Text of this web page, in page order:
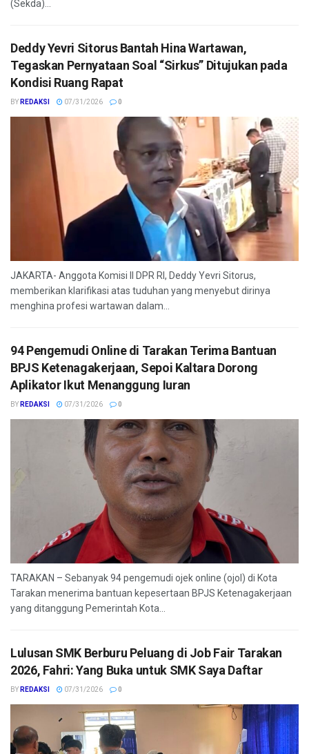
(Sekda)...
Deddy Yevri Sitorus Bantah Hina Wartawan,
Tegaskan Pernyataan Soal “Sirkus” Ditujukan pada
Kondisi Ruang Rapat
BY REDAKSI 07/31/2026 0
JAKARTA- Anggota Komisi II DPR RI, Deddy Yevri Sitorus,
memberikan klarifikasi atas tuduhan yang menyebut dirinya
menghina profesi wartawan dalam...
94 Pengemudi Online di Tarakan Terima Bantuan
BPJS Ketenagakerjaan, Sepoi Kaltara Dorong
Aplikator Ikut Menanggung Iuran
BY REDAKSI 07/31/2026 0
TARAKAN – Sebanyak 94 pengemudi ojek online (ojol) di Kota
Tarakan menerima bantuan kepesertaan BPJS Ketenagakerjaan
yang ditanggung Pemerintah Kota...
Lulusan SMK Berburu Peluang di Job Fair Tarakan
2026, Fahri: Yang Buka untuk SMK Saya Daftar
BY REDAKSI 07/31/2026 0